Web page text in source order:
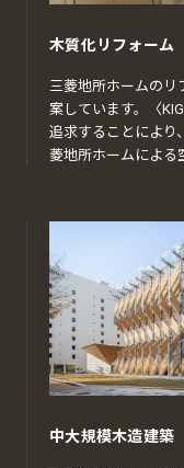
木質化リフォーム
三菱地所ホームのリ
案しています。〈
追求することにより
菱地所ホームによる
中大規模木造建築